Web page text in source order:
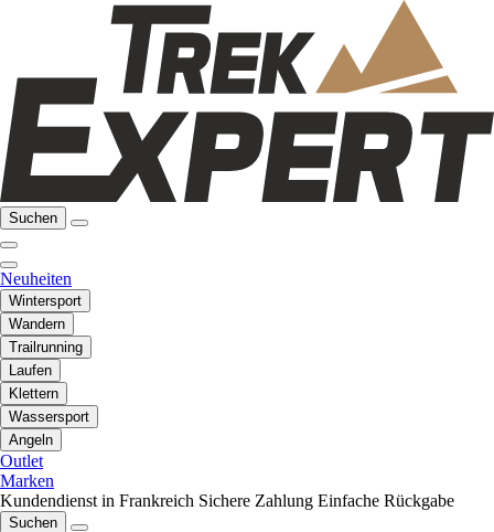
Suchen
Neuheiten
Wintersport
Wandern
Trailrunning
Laufen
Klettern
Wassersport
Angeln
Outlet
Marken
Kundendienst in Frankreich Sichere Zahlung Einfache Rückgabe
Suchen